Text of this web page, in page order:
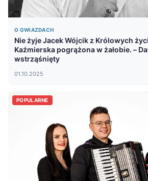
O GWIAZDACH
Nie żyje Jacek Wójcik z Królowych
Kaźmierska pogrążona w żałobie. –
wstrząśnięty
01.10.2025
POPULARNE